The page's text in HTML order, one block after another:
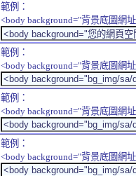
範例：
<body background="背景底圖網
範例：
<body background="背景底圖網
範例：
<body background="背景底圖網
範例：
<body background="背景底圖網